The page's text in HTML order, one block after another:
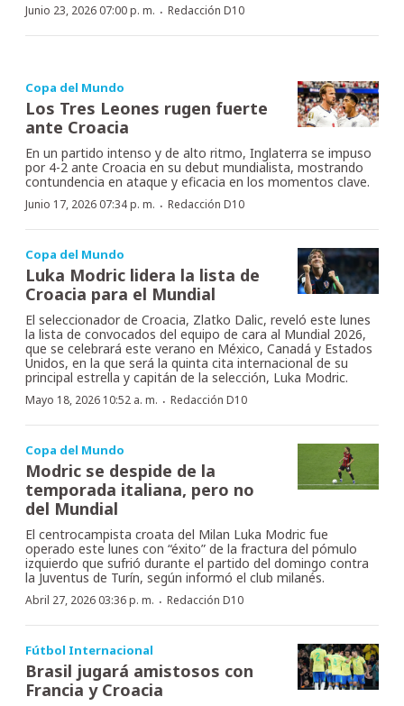
Junio 23, 2026 07:00 p. m. · Redacción D10
Copa del Mundo
Los Tres Leones rugen fuerte
ante Croacia
En un partido intenso y de alto ritmo, Inglaterra se impuso
por 4-2 ante Croacia en su debut mundialista, mostrando
contundencia en ataque y eficacia en los momentos clave.
Junio 17, 2026 07:34 p. m. · Redacción D10
Copa del Mundo
Luka Modric lidera la lista de
Croacia para el Mundial
El seleccionador de Croacia, Zlatko Dalic, reveló este lunes
la lista de convocados del equipo de cara al Mundial 2026,
que se celebrará este verano en México, Canadá y Estados
Unidos, en la que será la quinta cita internacional de su
principal estrella y capitán de la selección, Luka Modric.
Mayo 18, 2026 10:52 a. m. · Redacción D10
Copa del Mundo
Modric se despide de la
temporada italiana, pero no
del Mundial
El centrocampista croata del Milan Luka Modric fue
operado este lunes con “éxito” de la fractura del pómulo
izquierdo que sufrió durante el partido del domingo contra
la Juventus de Turín, según informó el club milanés.
Abril 27, 2026 03:36 p. m. · Redacción D10
Fútbol Internacional
Brasil jugará amistosos con
Francia y Croacia